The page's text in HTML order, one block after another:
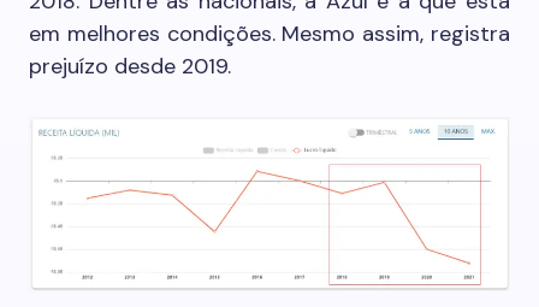
em melhores condições. Mesmo assim, registra
prejuízo desde 2019.